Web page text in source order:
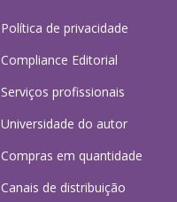
Política de privacidade
Compliance Editorial
Serviços profissionais
Universidade do autor
Compras em quantidade
Canais de distribuição